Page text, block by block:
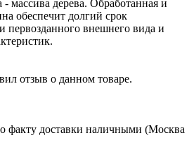
- массива дерева. Обработанная и
обеспечит долгий срок
первозданного внешнего вида и
отзыв о данном товаре.
факту доставки наличными (Москва